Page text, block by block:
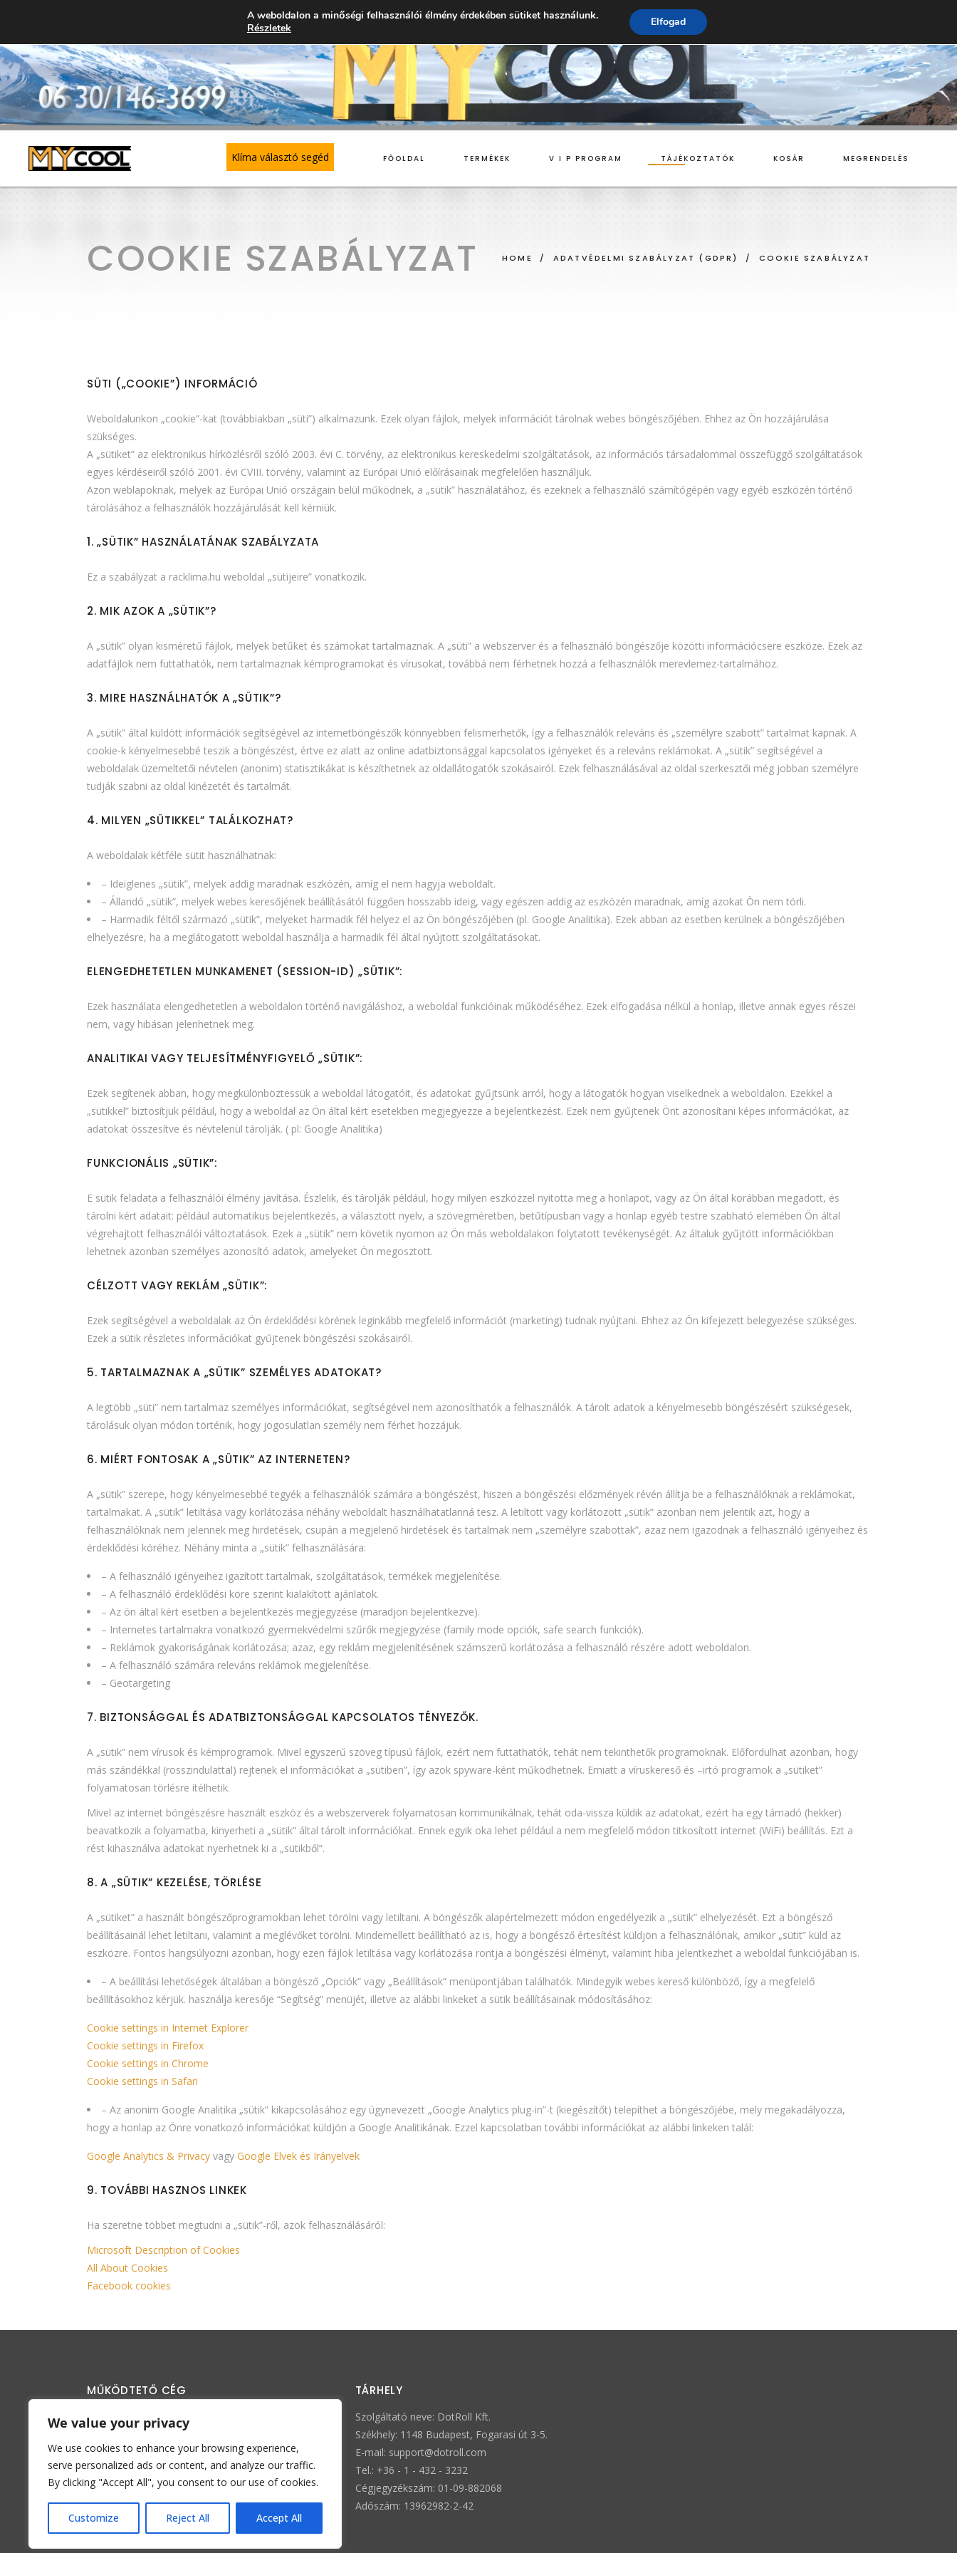
We value your privacy
We use cookies to enhance your browsing experience,
serve personalized ads or content, and analyze our traffic.
By clicking "Accept All", you consent to our use of cookies.
Customize Reject All Accept All
Klíma választó segéd FŐOLDAL TERMÉKEK
SYEN
SPLIT KLÍMÁK
MULTI SPLIT KLÍMÁK
INFRA FŰTŐPANELEK SPLIT RENDSZERŰ
V I P PROGRAM TÁJÉKOZTATÓK KOSÁR MEGRENDELÉS
COOKIE SZABÁLYZAT HOME / ADATVÉDELMI SZABÁLYZAT (GDPR) / COOKIE SZABÁLYZAT
SÜTI („COOKIE”) INFORMÁCIÓ
Weboldalunkon „cookie”-kat (továbbiakban „süti”) alkalmazunk. Ezek olyan fájlok, melyek információt tárolnak webes böngészőjében. Ehhez az Ön hozzájárulása
szükséges.
A „sütiket” az elektronikus hírközlésről szóló 2003. évi C. törvény, az elektronikus kereskedelmi szolgáltatások, az információs társadalommal összefüggő szolgáltatások
egyes kérdéseiről szóló 2001. évi CVIII. törvény, valamint az Európai Unió előírásainak megfelelően használjuk.
Azon weblapoknak, melyek az Európai Unió országain belül működnek, a „sütik” használatához, és ezeknek a felhasználó számítógépén vagy egyéb eszközén történő
tárolásához a felhasználók hozzájárulását kell kérniük.
1. „SÜTIK” HASZNÁLATÁNAK SZABÁLYZATA
Ez a szabályzat a racklima.hu weboldal „sütijeire” vonatkozik.
2. MIK AZOK A „SÜTIK”?
A „sütik” olyan kisméretű fájlok, melyek betűket és számokat tartalmaznak. A „süti” a webszerver és a felhasználó böngészője közötti információcsere eszköze. Ezek az
adatfájlok nem futtathatók, nem tartalmaznak kémprogramokat és vírusokat, továbbá nem férhetnek hozzá a felhasználók merevlemez-tartalmához.
3. MIRE HASZNÁLHATÓK A „SÜTIK”?
A „sütik” által küldött információk segítségével az internetböngészők könnyebben felismerhetők, így a felhasználók releváns és „személyre szabott” tartalmat kapnak. A
cookie-k kényelmesebbé teszik a böngészést, értve ez alatt az online adatbiztonsággal kapcsolatos igényeket és a releváns reklámokat. A „sütik” segítségével a
weboldalak üzemeltetői névtelen (anonim) statisztikákat is készíthetnek az oldallátogatók szokásairól. Ezek felhasználásával az oldal szerkesztői még jobban személyre
tudják szabni az oldal kinézetét és tartalmát.
4. MILYEN „SÜTIKKEL” TALÁLKOZHAT?
A weboldalak kétféle sütit használhatnak:
– Ideiglenes „sütik”, melyek addig maradnak eszközén, amíg el nem hagyja weboldalt.
– Állandó „sütik”, melyek webes keresőjének beállításától függően hosszabb ideig, vagy egészen addig az eszközén maradnak, amíg azokat Ön nem törli.
– Harmadik féltől származó „sütik”, melyeket harmadik fél helyez el az Ön böngészőjében (pl. Google Analitika). Ezek abban az esetben kerülnek a böngészőjében
elhelyezésre, ha a meglátogatott weboldal használja a harmadik fél által nyújtott szolgáltatásokat.
ELENGEDHETETLEN MUNKAMENET (SESSION-ID) „SÜTIK”:
Ezek használata elengedhetetlen a weboldalon történő navigáláshoz, a weboldal funkcióinak működéséhez. Ezek elfogadása nélkül a honlap, illetve annak egyes részei
nem, vagy hibásan jelenhetnek meg.
ANALITIKAI VAGY TELJESÍTMÉNYFIGYELŐ „SÜTIK”:
Ezek segítenek abban, hogy megkülönböztessük a weboldal látogatóit, és adatokat gyűjtsünk arról, hogy a látogatók hogyan viselkednek a weboldalon. Ezekkel a
„sütikkel” biztosítjuk például, hogy a weboldal az Ön által kért esetekben megjegyezze a bejelentkezést. Ezek nem gyűjtenek Önt azonosítani képes információkat, az
adatokat összesítve és névtelenül tárolják. ( pl: Google Analitika)
FUNKCIONÁLIS „SÜTIK”:
E sütik feladata a felhasználói élmény javítása. Észlelik, és tárolják például, hogy milyen eszközzel nyitotta meg a honlapot, vagy az Ön által korábban megadott, és
tárolni kért adatait: például automatikus bejelentkezés, a választott nyelv, a szövegméretben, betűtípusban vagy a honlap egyéb testre szabható elemében Ön által
végrehajtott felhasználói változtatások. Ezek a „sütik” nem követik nyomon az Ön más weboldalakon folytatott tevékenységét. Az általuk gyűjtött információkban
lehetnek azonban személyes azonosító adatok, amelyeket Ön megosztott.
CÉLZOTT VAGY REKLÁM „SÜTIK”:
Ezek segítségével a weboldalak az Ön érdeklődési körének leginkább megfelelő információt (marketing) tudnak nyújtani. Ehhez az Ön kifejezett belegyezése szükséges.
Ezek a sütik részletes információkat gyűjtenek böngészési szokásairól.
5. TARTALMAZNAK A „SÜTIK” SZEMÉLYES ADATOKAT?
A legtöbb „süti” nem tartalmaz személyes információkat, segítségével nem azonosíthatók a felhasználók. A tárolt adatok a kényelmesebb böngészésért szükségesek,
tárolásuk olyan módon történik, hogy jogosulatlan személy nem férhet hozzájuk.
6. MIÉRT FONTOSAK A „SÜTIK” AZ INTERNETEN?
A „sütik” szerepe, hogy kényelmesebbé tegyék a felhasználók számára a böngészést, hiszen a böngészési előzmények révén állítja be a felhasználóknak a reklámokat,
tartalmakat. A „sütik” letiltása vagy korlátozása néhány weboldalt használhatatlanná tesz. A letiltott vagy korlátozott „sütik” azonban nem jelentik azt, hogy a
felhasználóknak nem jelennek meg hirdetések, csupán a megjelenő hirdetések és tartalmak nem „személyre szabottak”, azaz nem igazodnak a felhasználó igényeihez és
érdeklődési köréhez. Néhány minta a „sütik” felhasználására:
– A felhasználó igényeihez igazított tartalmak, szolgáltatások, termékek megjelenítése.
– A felhasználó érdeklődési köre szerint kialakított ajánlatok.
– Az ön által kért esetben a bejelentkezés megjegyzése (maradjon bejelentkezve).
– Internetes tartalmakra vonatkozó gyermekvédelmi szűrők megjegyzése (family mode opciók, safe search funkciók).
– Reklámok gyakoriságának korlátozása; azaz, egy reklám megjelenítésének számszerű korlátozása a felhasználó részére adott weboldalon.
– A felhasználó számára releváns reklámok megjelenítése.
– Geotargeting
7. BIZTONSÁGGAL ÉS ADATBIZTONSÁGGAL KAPCSOLATOS TÉNYEZŐK.
A „sütik” nem vírusok és kémprogramok. Mivel egyszerű szöveg típusú fájlok, ezért nem futtathatók, tehát nem tekinthetők programoknak. Előfordulhat azonban, hogy
más szándékkal (rosszindulattal) rejtenek el információkat a „sütiben”, így azok spyware-ként működhetnek. Emiatt a víruskereső és –irtó programok a „sütiket”
folyamatosan törlésre ítélhetik.
Mivel az internet böngészésre használt eszköz és a webszerverek folyamatosan kommunikálnak, tehát oda-vissza küldik az adatokat, ezért ha egy támadó (hekker)
beavatkozik a folyamatba, kinyerheti a „sütik” által tárolt információkat. Ennek egyik oka lehet például a nem megfelelő módon titkosított internet (WiFi) beállítás. Ezt a
rést kihasználva adatokat nyerhetnek ki a „sütikből”.
8. A „SÜTIK” KEZELÉSE, TÖRLÉSE
A „sütiket” a használt böngészőprogramokban lehet törölni vagy letiltani. A böngészők alapértelmezett módon engedélyezik a „sütik” elhelyezését. Ezt a böngésző
beállításainál lehet letiltani, valamint a meglévőket törölni. Mindemellett beállítható az is, hogy a böngésző értesítést küldjön a felhasználónak, amikor „sütit” küld az
eszközre. Fontos hangsúlyozni azonban, hogy ezen fájlok letiltása vagy korlátozása rontja a böngészési élményt, valamint hiba jelentkezhet a weboldal funkciójában is.
– A beállítási lehetőségek általában a böngésző „Opciók” vagy „Beállítások” menüpontjában találhatók. Mindegyik webes kereső különböző, így a megfelelő
beállításokhoz kérjük. használja keresője “Segítség” menüjét, illetve az alábbi linkeket a sütik beállításainak módosításához:
Cookie settings in Internet Explorer
Cookie settings in Firefox
Cookie settings in Chrome
Cookie settings in Safari
– Az anonim Google Analitika „sütik” kikapcsolásához egy úgynevezett „Google Analytics plug-in”-t (kiegészítőt) telepíthet a böngészőjébe, mely megakadályozza,
hogy a honlap az Önre vonatkozó információkat küldjön a Google Analitikának. Ezzel kapcsolatban további információkat az alábbi linkeken talál:
Google Analytics & Privacy vagy Google Elvek és Irányelvek
9. TOVÁBBI HASZNOS LINKEK
Ha szeretne többet megtudni a „sütik”-ről, azok felhasználásáról:
Microsoft Description of Cookies
All About Cookies
Facebook cookies
MŰKÖDTETŐ CÉG
ICE-TECH SYSTEM KFT.
Cím: 2400 Dunaújváros, Százszorszép utca 8
Adószám: 32453809-2-07
Cgj.szám: 07-09-035361
Tel: 0630/146 3699
TÁRHELY
Szolgáltató neve: DotRoll Kft.
Székhely: 1148 Budapest, Fogarasi út 3-5.
E-mail: support@dotroll.com
Tel.: +36 - 1 - 432 - 3232
Cégjegyzékszám: 01-09-882068
Adószám: 13962982-2-42
A weboldalon a minőségi felhasználói élmény érdekében sütiket használunk.
Részletek
Elfogad